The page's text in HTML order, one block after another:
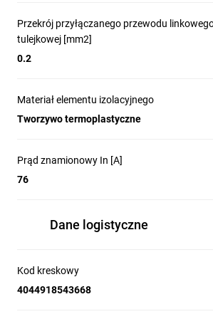
Przekrój przyłączanego przewodu
tulejkowej [mm2]
0.2
Materiał elementu izolacyjnego
Tworzywo termoplastyczne
Prąd znamionowy In [A]
76
Dane logistyczne
Kod kreskowy
4044918543668